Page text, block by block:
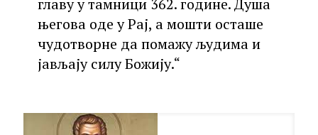
његова оде у Рај, а мошти осташе
чудотворне да помажу људима и
јављају силу Божију.“